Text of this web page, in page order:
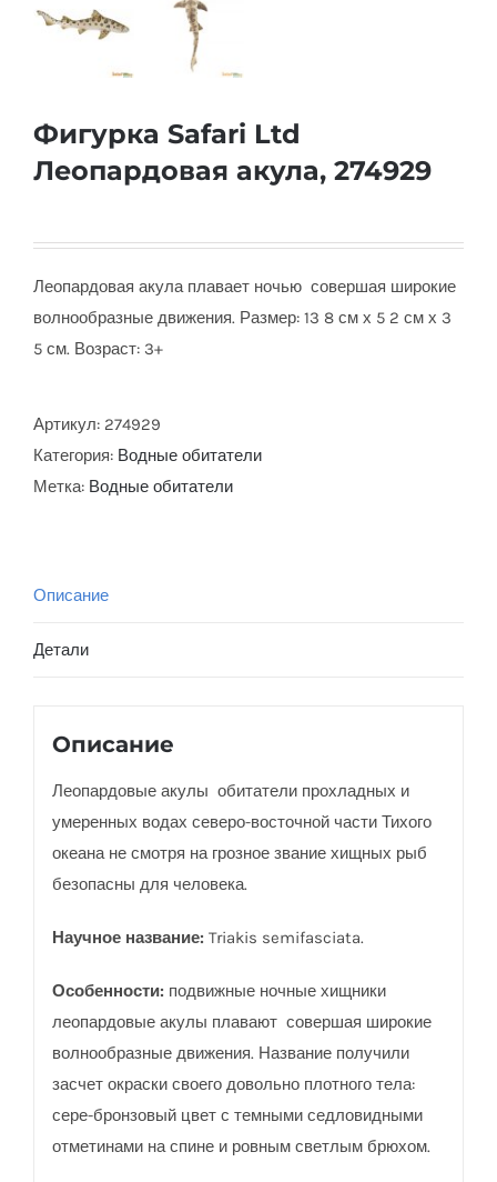
Фигурка Safari Ltd
Леопардовая акула, 274929
Леопардовая акула плавает ночью совершая широкие
волнообразные движения. Размер: 13 8 см х 5 2 см х 3
5 см. Возраст: 3+
Артикул: 274929
Категория: Водные обитатели
Метка: Водные обитатели
Описание
Детали
Описание
Леопардовые акулы обитатели прохладных и
умеренных водах северо-восточной части Тихого
океана не смотря на грозное звание хищных рыб
безопасны для человека.
Научное название: Triakis semifasciata.
Особенности: подвижные ночные хищники
леопардовые акулы плавают совершая широкие
волнообразные движения. Название получили
засчет окраски своего довольно плотного тела:
сере-бронзовый цвет с темными седловидными
отметинами на спине и ровным светлым брюхом.